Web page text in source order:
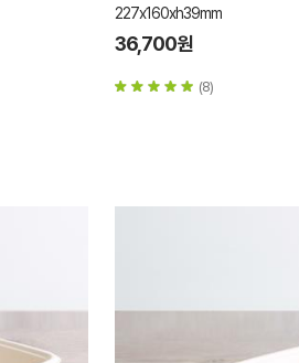
227x160xh39mm
36,700원
(8)